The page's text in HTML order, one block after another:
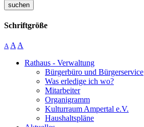
suchen
Schriftgröße
A A A
Rathaus - Verwaltung
Bürgerbüro und Bürgerservice
Was erledige ich wo?
Mitarbeiter
Organigramm
Kulturraum Ampertal e.V.
Haushaltspläne